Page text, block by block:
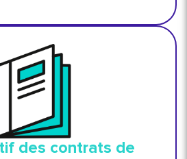
des contrats de